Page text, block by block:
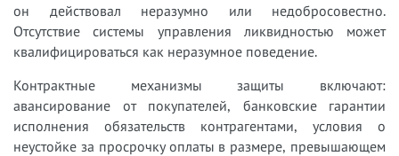
он действовал неразумно или недобросовестно.
Отсутствие системы управления ликвидностью может
квалифицироваться как неразумное поведение.
Контрактные механизмы защиты включают:
авансирование от покупателей, банковские гарантии
исполнения обязательств контрагентами, условия о
неустойке за просрочку оплаты в размере, превышающем